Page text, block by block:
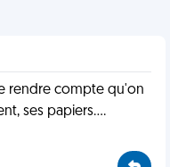
rendre compte qu'on
ses papiers....